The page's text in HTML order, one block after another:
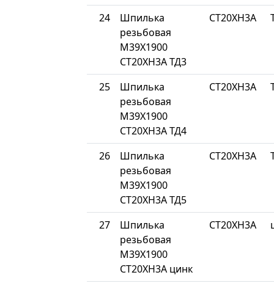
24
Шпилька
резьбовая
М39Х1900
СТ20ХН3А ТД3
СТ20ХН3А
25
Шпилька
резьбовая
М39Х1900
СТ20ХН3А ТД4
СТ20ХН3А
26
Шпилька
резьбовая
М39Х1900
СТ20ХН3А ТД5
СТ20ХН3А
27
Шпилька
резьбовая
М39Х1900
СТ20ХН3А цинк
СТ20ХН3А